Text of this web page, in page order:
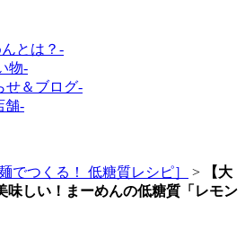
とは？-
物-
せ＆ブログ-
舗-
でつくる！ 低糖質レシピ］ >
【大
味しい！まーめんの低糖質「レモン